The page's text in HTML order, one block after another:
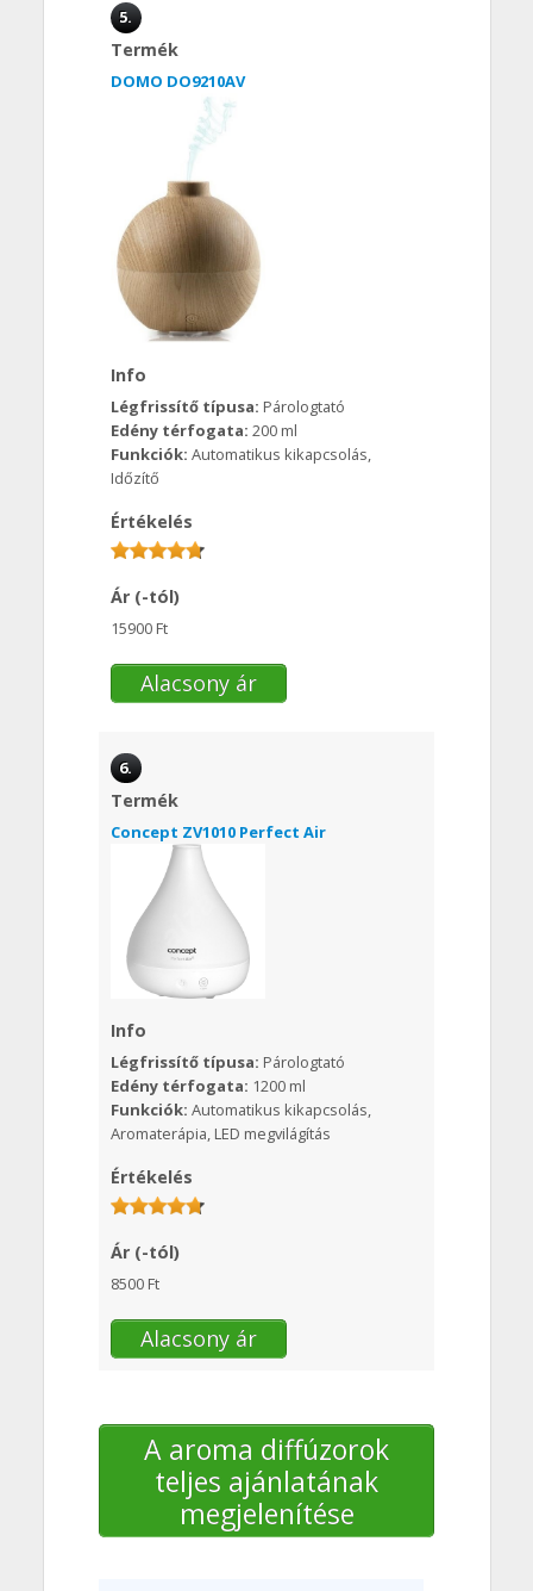
5.
Termék
DOMO DO9210AV
Info
Légfrissítő típusa: Párologtató
Edény térfogata: 200 ml
Funkciók: Automatikus kikapcsolás,
Időzítő
Értékelés
Ár (-tól)
15900 Ft
Alacsony ár
6.
Termék
Concept ZV1010 Perfect Air
Info
Légfrissítő típusa: Párologtató
Edény térfogata: 1200 ml
Funkciók: Automatikus kikapcsolás,
Aromaterápia, LED megvilágítás
Értékelés
Ár (-tól)
8500 Ft
Alacsony ár
A aroma diffúzorok
teljes ajánlatának
megjelenítése